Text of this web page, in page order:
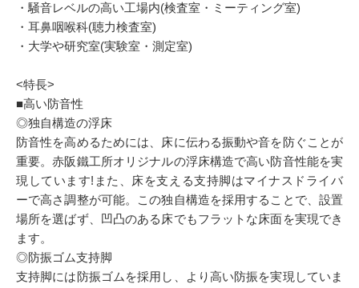
・騒音レベルの高い工場内(検査室・ミーティング室)
・耳鼻咽喉科(聴力検査室)
・大学や研究室(実験室・測定室)
<特長>
■高い防音性
◎独自構造の浮床
防音性を高めるためには、床に伝わる振動や音を防ぐことが
重要。赤阪鐵工所オリジナルの浮床構造で高い防音性能を実
現しています!また、床を支える支持脚はマイナスドライバ
ーで高さ調整が可能。この独自構造を採用することで、設置
場所を選ばず、凹凸のある床でもフラットな床面を実現でき
ます。
◎防振ゴム支持脚
支持脚には防振ゴムを採用し、より高い防振を実現していま